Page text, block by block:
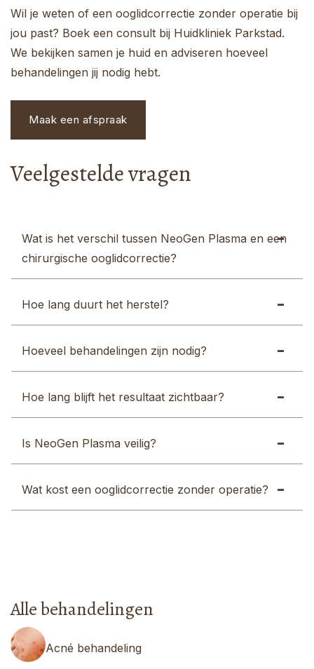
Wil je weten of een ooglidcorrectie zonder operatie bij
jou past? Boek een consult bij Huidkliniek Parkstad.
We bekijken samen je huid en adviseren hoeveel
behandelingen jij nodig hebt.
Maak een afspraak
Veelgestelde vragen
Wat is het verschil tussen NeoGen Plasma en een
chirurgische ooglidcorrectie?
Hoe lang duurt het herstel?
Hoeveel behandelingen zijn nodig?
Hoe lang blijft het resultaat zichtbaar?
Is NeoGen Plasma veilig?
Wat kost een ooglidcorrectie zonder operatie?
Alle behandelingen
Acné behandeling